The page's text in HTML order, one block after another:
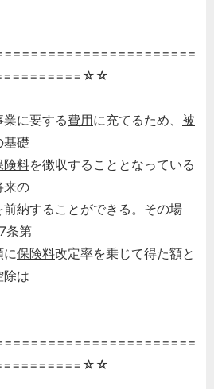
業に要する費用に充てるため、 被
基礎
険料を徴収することとなっている
来の
前納することができる。その場
条第
に保険料改定率を乗じて得た額と
除は